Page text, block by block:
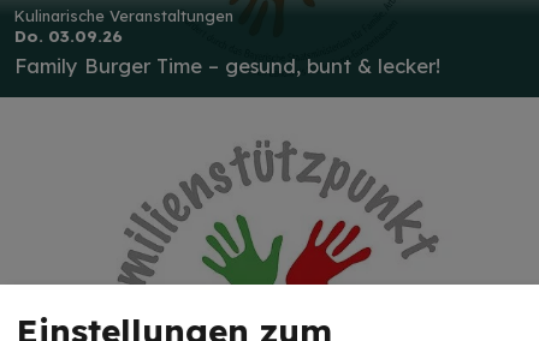
Kulinarische Veranstaltungen
Do. 03.09.26
Family Burger Time – gesund, bunt & lecker!
Einstellungen zum